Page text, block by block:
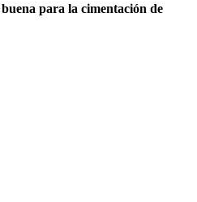
para la cimentación de